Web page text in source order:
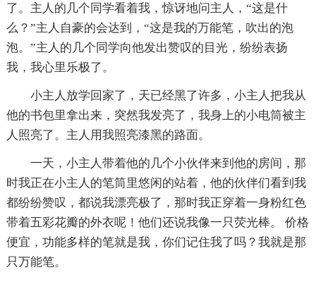
了。主人的几个同学看着我，惊讶地问主人，“这是什
么？”主人自豪的会达到，“这是我的万能笔，吹出的泡
泡。”主人的几个同学向他发出赞叹的目光，纷纷表扬
我，我心里乐极了。
小主人放学回家了，天已经黑了许多，小主人把我从
他的书包里拿出来，突然我发亮了，我身上的小电筒被主
人照亮了。主人用我照亮漆黑的路面。
一天，小主人带着他的几个小伙伴来到他的房间，那
时我正在小主人的笔筒里悠闲的站着，他的伙伴们看到我
都纷纷赞叹，都说我漂亮极了，那时我正穿着一身粉红色
带着五彩花瓣的外衣呢！他们还说我像一只荧光棒。 价格
便宜，功能多样的笔就是我，你们记住我了吗？我就是那
只万能笔。